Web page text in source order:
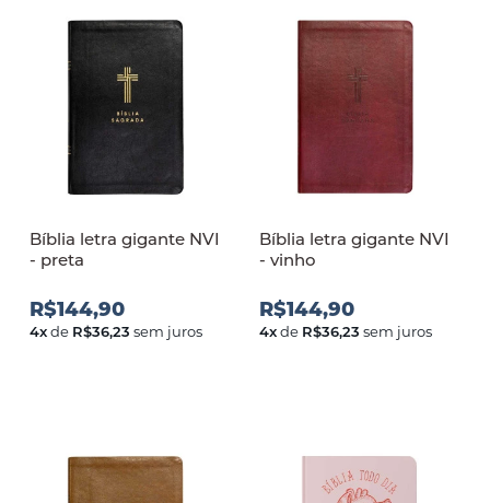
Bíblia letra gigante NVI
- preta
R$144,90
4xde R$36,23 sem juros
Bíblia letra gigante NVI
- vinho
R$144,90
4xde R$36,23 sem juros